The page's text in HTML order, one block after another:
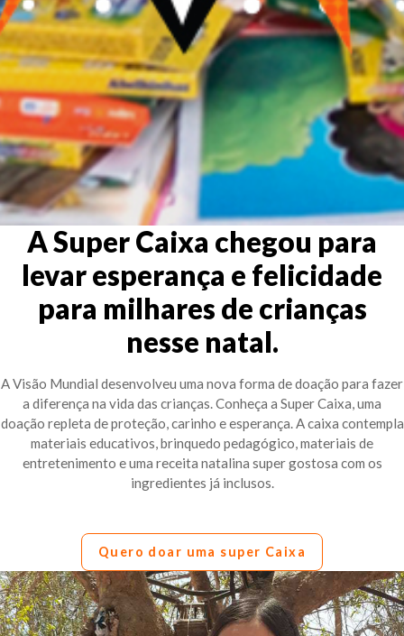
A Super Caixa chegou para
levar esperança e felicidade
para milhares de crianças
nesse natal.
A Visão Mundial desenvolveu uma nova forma de doação para fazer
a diferença na vida das crianças. Conheça a Super Caixa, uma
doação repleta de proteção, carinho e esperança. A caixa contempla
materiais educativos, brinquedo pedagógico, materiais de
entretenimento e uma receita natalina super gostosa com os
ingredientes já inclusos.
Quero doar uma super Caixa